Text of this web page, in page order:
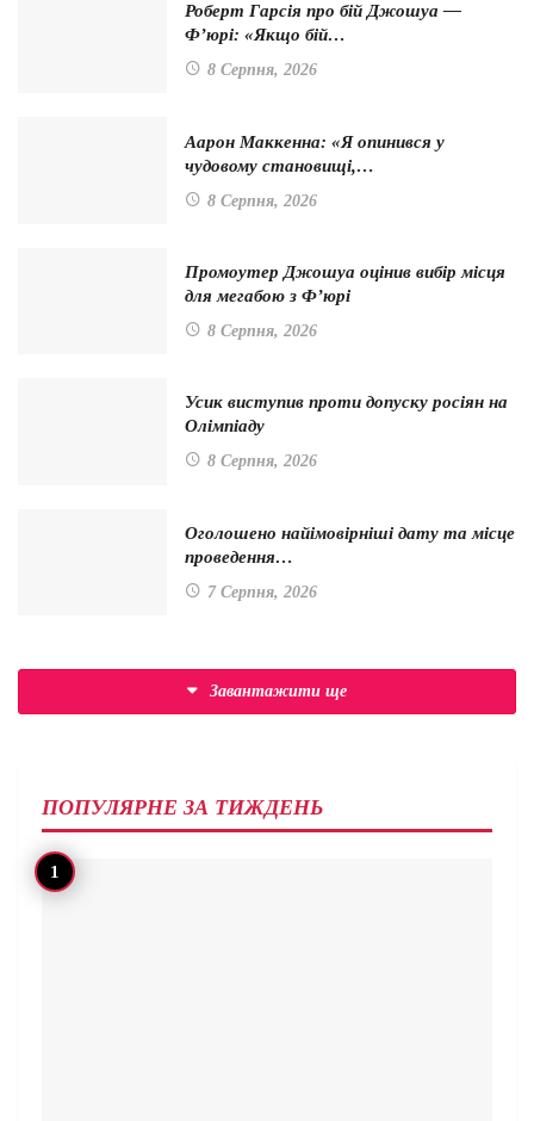
Роберт Гарсія про бій Джошуа —
Ф’юрі: «Якщо бій…
8 Серпня, 2026
Аарон Маккенна: «Я опинився у
чудовому становищі,…
8 Серпня, 2026
Промоутер Джошуа оцінив вибір місця
для мегабою з Ф’юрі
8 Серпня, 2026
Усик виступив проти допуску росіян на
Олімпіаду
8 Серпня, 2026
Оголошено найімовірніші дату та місце
проведення…
7 Серпня, 2026
Завантажити ще
ПОПУЛЯРНЕ ЗА ТИЖДЕНЬ